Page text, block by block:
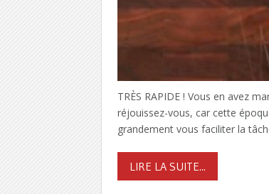
TRÈS RAPIDE ! Vous en avez
réjouissez-vous, car cette
grandement vous faciliter la
LIRE LA SUITE...